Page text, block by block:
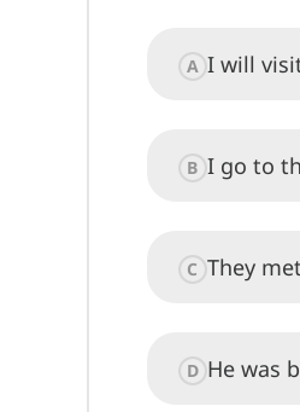
A I will
B I go to
C They
D He was